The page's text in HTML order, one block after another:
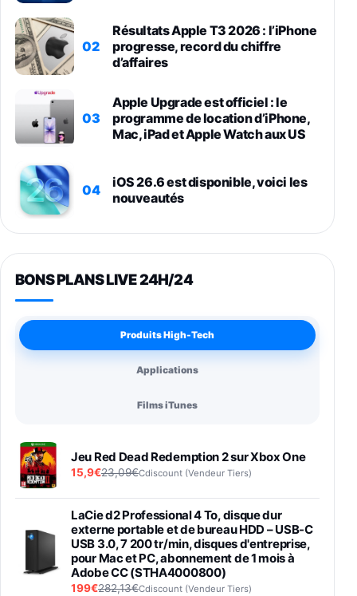
02
Résultats Apple T3 2026 : l’iPhone
progresse, record du chiffre
d’affaires
03
Apple Upgrade est officiel : le
programme de location d’iPhone,
Mac, iPad et Apple Watch aux US
04
iOS 26.6 est disponible, voici les
nouveautés
BONS PLANS LIVE 24H/24
Produits High-Tech
Applications
Films iTunes
Jeu Red Dead Redemption 2 sur Xbox One
15,9€23,09€Cdiscount (Vendeur Tiers)
LaCie d2 Professional 4 To, disque dur
externe portable et de bureau HDD – USB-C
USB 3.0, 7 200 tr/min, disques d'entreprise,
pour Mac et PC, abonnement de 1 mois à
Adobe CC (STHA4000800)
199€282,13€Cdiscount (Vendeur Tiers)